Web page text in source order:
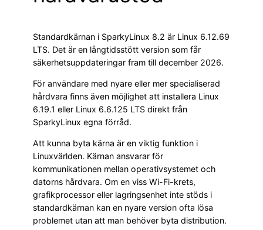
Standardkärnan i SparkyLinux 8.2 är Linux 6.12.69
LTS. Det är en långtidsstött version som får
säkerhetsuppdateringar fram till december 2026.
För användare med nyare eller mer specialiserad
hårdvara finns även möjlighet att installera Linux
6.19.1 eller Linux 6.6.125 LTS direkt från
SparkyLinux egna förråd.
Att kunna byta kärna är en viktig funktion i
Linuxvärlden. Kärnan ansvarar för
kommunikationen mellan operativsystemet och
datorns hårdvara. Om en viss Wi-Fi-krets,
grafikprocessor eller lagringsenhet inte stöds i
standardkärnan kan en nyare version ofta lösa
problemet utan att man behöver byta distribution.